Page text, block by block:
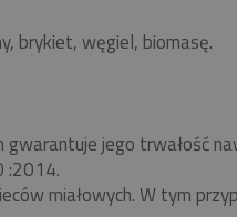
brykiet, węgiel, biomasę.
gwarantuje jego trwałość
:2014.
miałowych. W tym